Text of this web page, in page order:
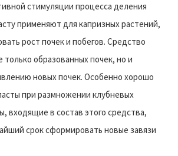
стимуляции процесса деления
применяют для капризных растений,
рост почек и побегов. Средство
только образованных почек, но и
новых почек. Особенно хорошо
при размножении клубневых
входящие в состав этого средства,
срок сформировать новые завязи